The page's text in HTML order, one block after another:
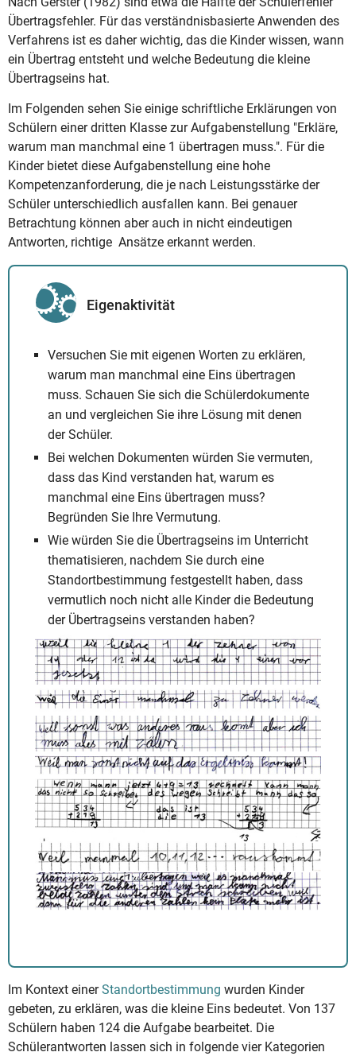
Übertragsfehler. Für das verständnisbasierte Anwenden des
Verfahrens ist es daher wichtig, das die Kinder wissen, wann
ein Übertrag entsteht und welche Bedeutung die kleine
Übertragseins hat.
Im Folgenden sehen Sie einige schriftliche Erklärungen von
Schülern einer dritten Klasse zur Aufgabenstellung "Erkläre,
warum man manchmal eine 1 übertragen muss.". Für die
Kinder bietet diese Aufgabenstellung eine hohe
Kompetenzanforderung, die je nach Leistungsstärke der
Schüler unterschiedlich ausfallen kann. Bei genauer
Betrachtung können aber auch in nicht eindeutigen
Antworten, richtige Ansätze erkannt werden.
Eigenaktivität
Versuchen Sie mit eigenen Worten zu erklären,
warum man manchmal eine Eins übertragen
muss. Schauen Sie sich die Schülerdokumente
an und vergleichen Sie ihre Lösung mit denen
der Schüler.
Bei welchen Dokumenten würden Sie vermuten,
dass das Kind verstanden hat, warum es
manchmal eine Eins übertragen muss?
Begründen Sie Ihre Vermutung.
Wie würden Sie die Übertragseins im Unterricht
thematisieren, nachdem Sie durch eine
Standortbestimmung festgestellt haben, dass
vermutlich noch nicht alle Kinder die Bedeutung
der Übertragseins verstanden haben?
Im Kontext einerStandortbestimmung wurden Kinder
gebeten, zu erklären, was die kleine Eins bedeutet. Von 137
Schülern haben 124 die Aufgabe bearbeitet. Die
Schülerantworten lassen sich in folgende vier Kategorien